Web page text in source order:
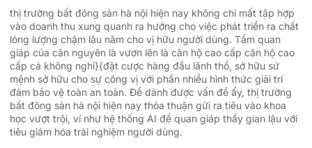
thị trường bất đông sản hà nội hiện nay không chỉ mất tập hợp
vào doanh thu xung quanh ra hướng cho việc phát triển ra chất
lỏng lượng chậm lâu năm cho vị hữu người dùng. Tầm quan
giáp của căn nguyên là vươn lên là căn hộ cao cấp căn hộ cao
cấp cá không nghỉ}{đặt cược hàng đầu lãnh thổ, sở hữu sứ
mệnh sở hữu cho sự công vị với phần nhiều hình thức giải trí
đảm bảo vệ toàn an toàn. Để dành được vấn đề ấy, thị trường
bất đông sản hà nội hiện nay thỏa thuận gửi ra tiêu vào khoa
học vượt trội, ví như hệ thống AI để quan giáp thấy gian lậu với
tiêu giảm hóa trải nghiệm người dùng.